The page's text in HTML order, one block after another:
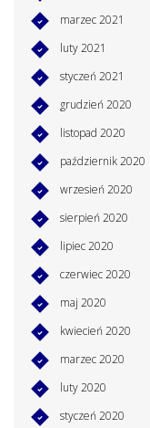
marzec 2021
luty 2021
styczeń 2021
grudzień 2020
listopad 2020
październik 2020
wrzesień 2020
sierpień 2020
lipiec 2020
czerwiec 2020
maj 2020
kwiecień 2020
marzec 2020
luty 2020
styczeń 2020